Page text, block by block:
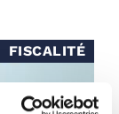
FISCALITÉ